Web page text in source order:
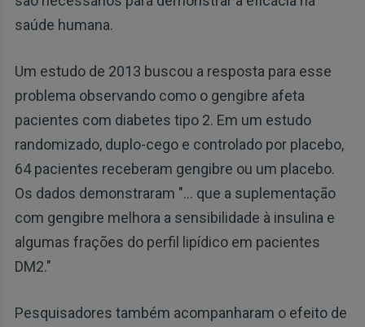
saúde humana.
Um estudo de 2013 buscou a resposta para esse
problema observando como o gengibre afeta
pacientes com diabetes tipo 2. Em um estudo
randomizado, duplo-cego e controlado por placebo,
64 pacientes receberam gengibre ou um placebo.
Os dados demonstraram "... que a suplementação
com gengibre melhora a sensibilidade à insulina e
algumas frações do perfil lipídico em pacientes
DM2."
Pesquisadores também acompanharam o efeito de